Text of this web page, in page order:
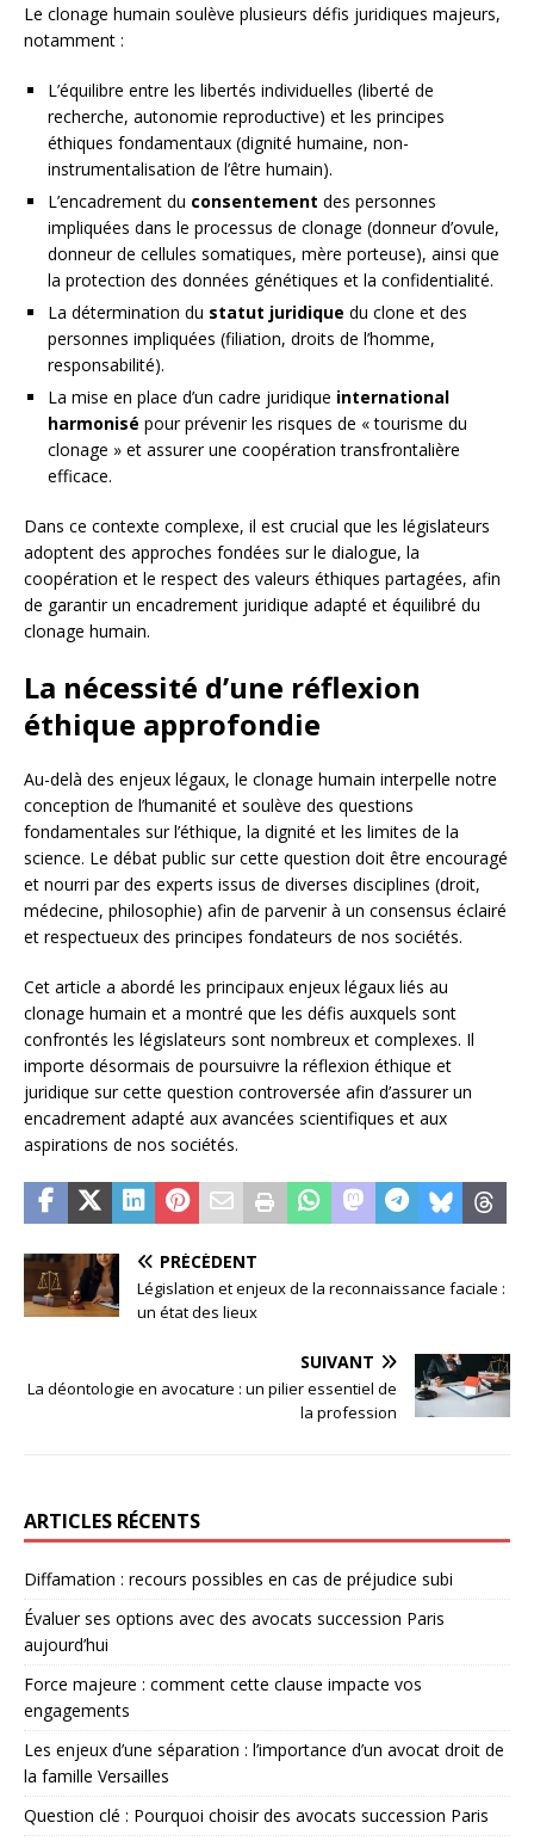
Le clonage humain soulève plusieurs défis juridiques majeurs,
notamment :
L’équilibre entre les libertés individuelles (liberté de
recherche, autonomie reproductive) et les principes
éthiques fondamentaux (dignité humaine, non-
instrumentalisation de l’être humain).
L’encadrement du consentement des personnes
impliquées dans le processus de clonage (donneur d’ovule,
donneur de cellules somatiques, mère porteuse), ainsi que
la protection des données génétiques et la confidentialité.
La détermination du statut juridique du clone et des
personnes impliquées (filiation, droits de l’homme,
responsabilité).
La mise en place d’un cadre juridique international
harmonisé pour prévenir les risques de « tourisme du
clonage » et assurer une coopération transfrontalière
efficace.
Dans ce contexte complexe, il est crucial que les législateurs
adoptent des approches fondées sur le dialogue, la
coopération et le respect des valeurs éthiques partagées, afin
de garantir un encadrement juridique adapté et équilibré du
clonage humain.
La nécessité d’une réflexion
éthique approfondie
Au-delà des enjeux légaux, le clonage humain interpelle notre
conception de l’humanité et soulève des questions
fondamentales sur l’éthique, la dignité et les limites de la
science. Le débat public sur cette question doit être encouragé
et nourri par des experts issus de diverses disciplines (droit,
médecine, philosophie) afin de parvenir à un consensus éclairé
et respectueux des principes fondateurs de nos sociétés.
Cet article a abordé les principaux enjeux légaux liés au
clonage humain et a montré que les défis auxquels sont
confrontés les législateurs sont nombreux et complexes. Il
importe désormais de poursuivre la réflexion éthique et
juridique sur cette question controversée afin d’assurer un
encadrement adapté aux avancées scientifiques et aux
aspirations de nos sociétés.
PRÉCÉDENT
Législation et enjeux de la reconnaissance faciale :
un état des lieux
SUIVANT
La déontologie en avocature : un pilier essentiel de
la profession
ARTICLES RÉCENTS
Diffamation : recours possibles en cas de préjudice subi
Évaluer ses options avec des avocats succession Paris
aujourd’hui
Force majeure : comment cette clause impacte vos
engagements
Les enjeux d’une séparation : l’importance d’un avocat droit de
la famille Versailles
Question clé : Pourquoi choisir des avocats succession Paris